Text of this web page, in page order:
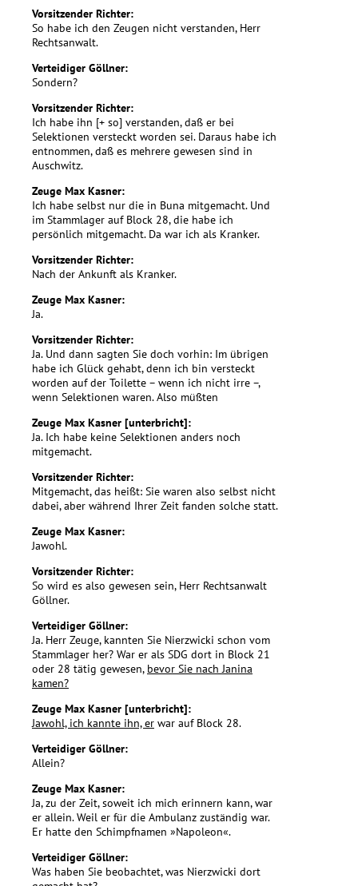
Vorsitzender Richter:
So habe ich den Zeugen nicht verstanden, Herr
Rechtsanwalt.
Verteidiger Göllner:
Sondern?
Vorsitzender Richter:
Ich habe ihn [+ so] verstanden, daß er bei
Selektionen versteckt worden sei. Daraus habe ich
entnommen, daß es mehrere gewesen sind in
Auschwitz.
Zeuge Max Kasner:
Ich habe selbst nur die in Buna mitgemacht. Und
im Stammlager auf Block 28, die habe ich
persönlich mitgemacht. Da war ich als Kranker.
Vorsitzender Richter:
Nach der Ankunft als Kranker.
Zeuge Max Kasner:
Ja.
Vorsitzender Richter:
Ja. Und dann sagten Sie doch vorhin: Im übrigen
habe ich Glück gehabt, denn ich bin versteckt
worden auf der Toilette – wenn ich nicht irre –,
wenn Selektionen waren. Also müßten
Zeuge Max Kasner [unterbricht]:
Ja. Ich habe keine Selektionen anders noch
mitgemacht.
Vorsitzender Richter:
Mitgemacht, das heißt: Sie waren also selbst nicht
dabei, aber während Ihrer Zeit fanden solche statt.
Zeuge Max Kasner:
Jawohl.
Vorsitzender Richter:
So wird es also gewesen sein, Herr Rechtsanwalt
Göllner.
Verteidiger Göllner:
Ja. Herr Zeuge, kannten Sie Nierzwicki schon vom
Stammlager her? War er als SDG dort in Block 21
oder 28 tätig gewesen, bevor Sie nach Janina
kamen?
Zeuge Max Kasner [unterbricht]:
Jawohl, ich kannte ihn, er war auf Block 28.
Verteidiger Göllner:
Allein?
Zeuge Max Kasner:
Ja, zu der Zeit, soweit ich mich erinnern kann, war
er allein. Weil er für die Ambulanz zuständig war.
Er hatte den Schimpfnamen »Napoleon«.
Verteidiger Göllner:
Was haben Sie beobachtet, was Nierzwicki dort